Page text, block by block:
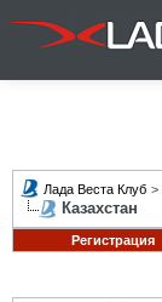
Лада Веста Клуб >
Казахстан
Регистрация